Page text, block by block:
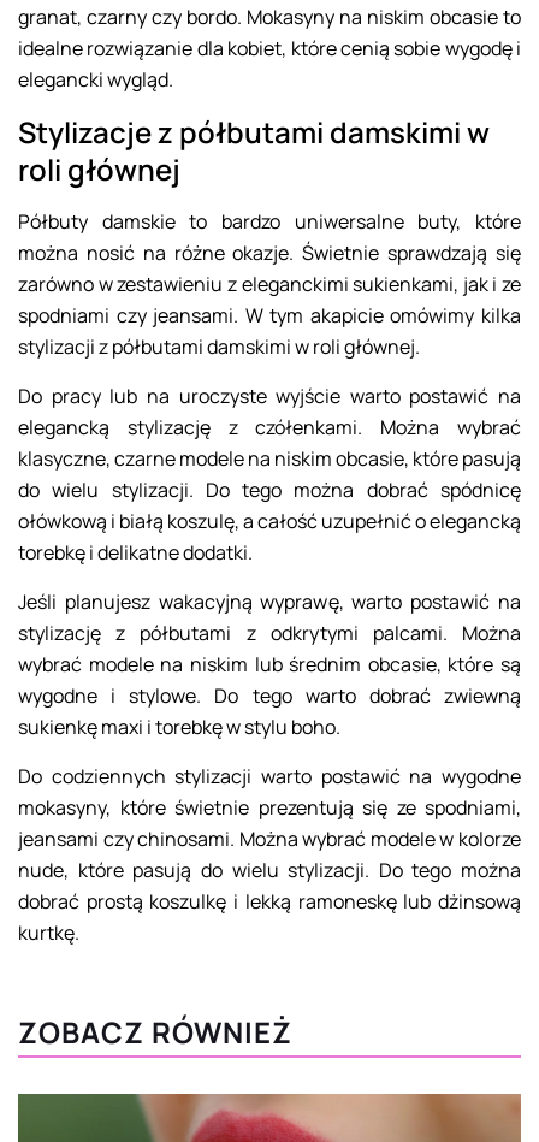
granat, czarny czy bordo. Mokasyny na niskim obcasie to
idealne rozwiązanie dla kobiet, które cenią sobie wygodę i
elegancki wygląd.
Stylizacje z półbutami damskimi w
roli głównej
Półbuty damskie to bardzo uniwersalne buty, które
można nosić na różne okazje. Świetnie sprawdzają się
zarówno w zestawieniu z eleganckimi sukienkami, jak i ze
spodniami czy jeansami. W tym akapicie omówimy kilka
stylizacji zpółbutami damskimiw roli głównej.
Do pracy lub na uroczyste wyjście warto postawić na
elegancką stylizację z czółenkami. Można wybrać
klasyczne, czarne modele na niskim obcasie, które pasują
do wielu stylizacji. Do tego można dobrać spódnicę
ołówkową i białą koszulę, a całość uzupełnić o elegancką
torebkę i delikatne dodatki.
Jeśli planujesz wakacyjną wyprawę, warto postawić na
stylizację z półbutami z odkrytymi palcami. Można
wybrać modele na niskim lub średnim obcasie, które są
wygodne i stylowe. Do tego warto dobrać zwiewną
sukienkę maxi i torebkę w stylu boho.
Do codziennych stylizacji warto postawić na wygodne
mokasyny, które świetnie prezentują się ze spodniami,
jeansami czy chinosami. Można wybrać modele w kolorze
nude, które pasują do wielu stylizacji. Do tego można
dobrać prostą koszulkę i lekką ramoneskę lub dżinsową
kurtkę.
ZOBACZ RÓWNIEŻ